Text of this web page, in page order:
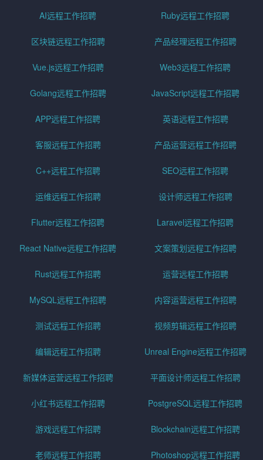
AI远程工作招聘 Ruby远程工作招聘
区块链远程工作招聘 产品经理远程工作招聘
Vue.js远程工作招聘 Web3远程工作招聘
Golang远程工作招聘 JavaScript远程工作招聘
APP远程工作招聘 英语远程工作招聘
客服远程工作招聘 产品运营远程工作招聘
C++远程工作招聘 SEO远程工作招聘
运维远程工作招聘 设计师远程工作招聘
Flutter远程工作招聘 Laravel远程工作招聘
React Native远程工作招聘 文案策划远程工作招聘
Rust远程工作招聘 运营远程工作招聘
MySQL远程工作招聘 内容运营远程工作招聘
测试远程工作招聘 视频剪辑远程工作招聘
编辑远程工作招聘 Unreal Engine远程工作招聘
新媒体运营远程工作招聘 平面设计师远程工作招聘
小红书远程工作招聘 PostgreSQL远程工作招聘
游戏远程工作招聘 Blockchain远程工作招聘
老师远程工作招聘 Photoshop远程工作招聘